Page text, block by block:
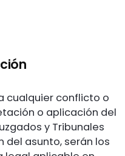
cualquier conflicto o
o aplicación del
y Tribunales
del asunto, serán los